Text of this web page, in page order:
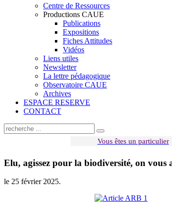
Centre de Ressources
Productions CAUE
Publications
Expositions
Fiches Attitudes
Vidéos
Liens utiles
Newsletter
La lettre pédagogique
Observatoire CAUE
Archives
ESPACE RESERVE
CONTACT
Vous êtes un particulier
Elu, agissez pour la biodiversité, on vous
le 25 février 2025.